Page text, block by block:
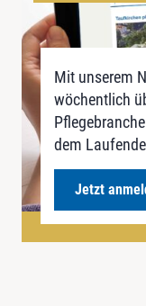
Mit unserem
wöchentlich
dem
Jetzt